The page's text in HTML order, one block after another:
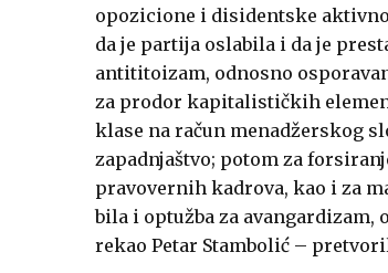
opozicione i disidentske
da je partija oslabila i da je
antititoizam, odnosno
za prodor kapitalističkih
klase na račun menadžerskog
zapadnjaštvo; potom za
pravovernih kadrova, kao i za
bila i optužba za
rekao Petar Stambolić –